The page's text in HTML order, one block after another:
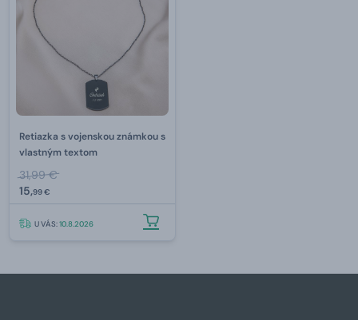
Retiazka s vojenskou známkou s
vlastným textom
31,99 €
15,99 €
U VÁS:10.8.2026